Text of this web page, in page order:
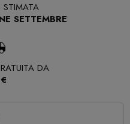
STIMATA
SETTEMBRE
DA